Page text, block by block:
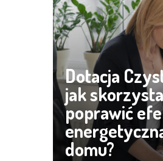
Dotacja
jak
poprawić
domu?